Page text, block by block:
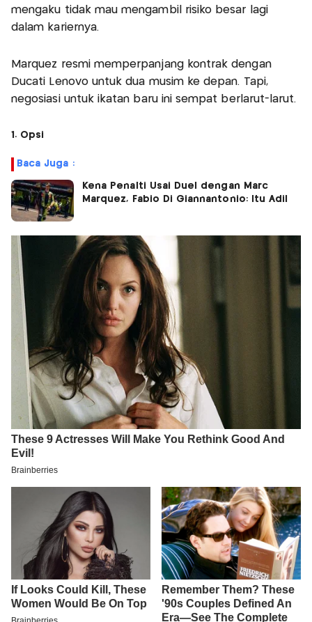
mengaku tidak mau mengambil risiko besar lagi
dalam kariernya.
Marquez resmi memperpanjang kontrak dengan
Ducati Lenovo untuk dua musim ke depan. Tapi,
negosiasi untuk ikatan baru ini sempat berlarut-larut.
1. Opsi
Baca Juga :
Kena Penalti Usai Duel dengan Marc
Marquez, Fabio Di Giannantonio: Itu Adil